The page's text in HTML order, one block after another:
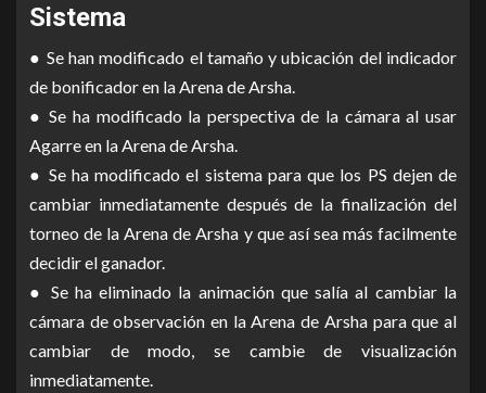
Sistema
● Se han modificado el tamaño y ubicación del indicador
de bonificador en la Arena de Arsha.
● Se ha modificado la perspectiva de la cámara al usar
Agarre en la Arena de Arsha.
● Se ha modificado el sistema para que los PS dejen de
cambiar inmediatamente después de la finalización del
torneo de la Arena de Arsha y que así sea más facilmente
decidir el ganador.
● Se ha eliminado la animación que salía al cambiar la
cámara de observación en la Arena de Arsha para que al
cambiar de modo, se cambie de visualización
inmediatamente.